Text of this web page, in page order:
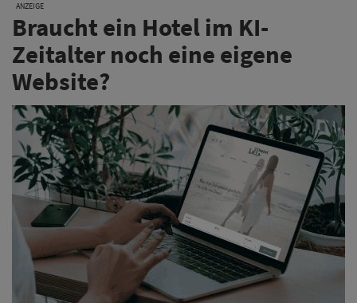
ANZEIGE
Braucht ein Hotel im KI-
Zeitalter noch eine eigene
Website?